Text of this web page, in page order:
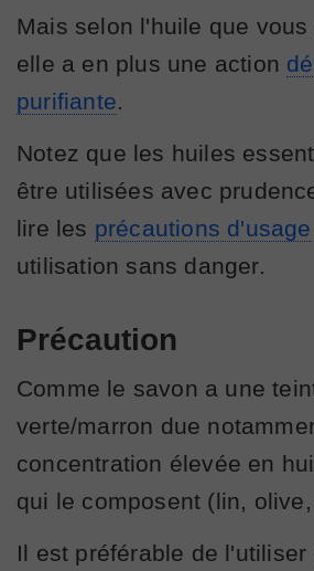
Mais selon l'huile que
elle a en plus une action
purifiante.
Notez que les huiles
être utilisées avec
lire les précautions d'usage
utilisation sans danger.
Précaution
Comme le savon a une
verte/marron due
concentration élevée en
qui le composent (lin,
Il est préférable de l'utiliser